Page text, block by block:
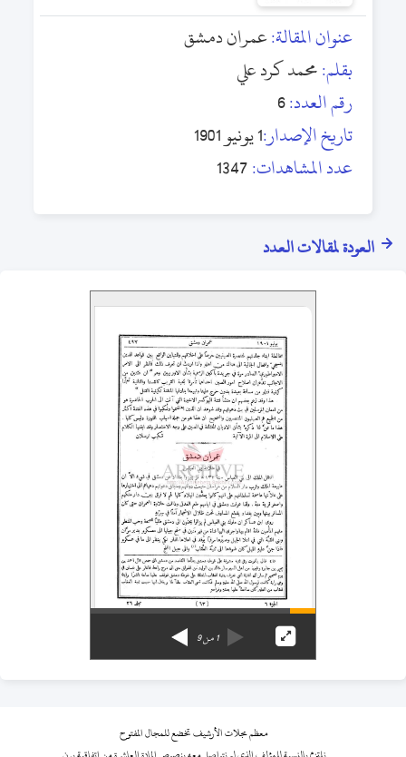
عنوان المقالة:عمران دمشق
بقلم:محمد كرد علي
رقم العدد:6
تاريخ الإصدار:1 يونيو 1901
عدد المشاهدات:1347
العودة لمقالات العدد
1من9
معظم مجلات الأرشيف تخضع للمجال المفتوح